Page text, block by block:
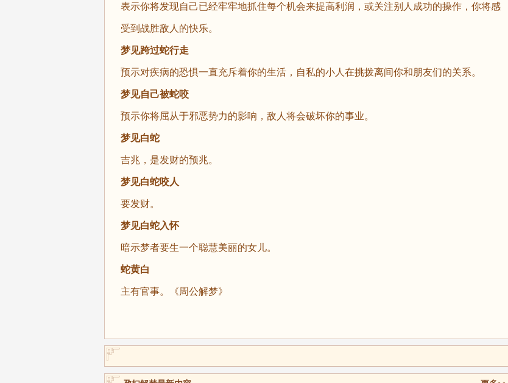
表示你将发现自己已经牢牢地抓住每个机会来提高利润，或关注别人成功的操作，你将感
受到战胜敌人的快乐。
梦见跨过蛇行走
预示对疾病的恐惧一直充斥着你的生活，自私的小人在挑拨离间你和朋友们的关系。
梦见自己被蛇咬
预示你将屈从于邪恶势力的影响，敌人将会破坏你的事业。
梦见白蛇
吉兆，是发财的预兆。
梦见白蛇咬人
要发财。
梦见白蛇入怀
暗示梦者要生一个聪慧美丽的女儿。
蛇黄白
主有官事。《周公解梦》